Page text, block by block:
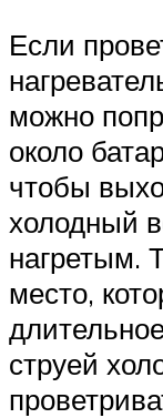
Если
можно
около
чтобы
холодный
нагретым.
место,
струей